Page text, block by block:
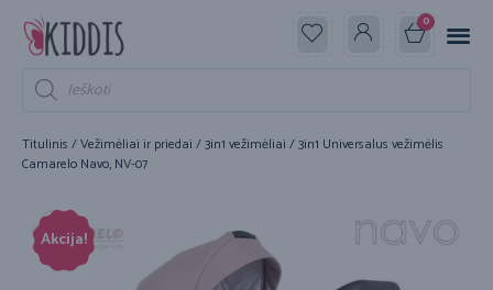
0
Titulinis /Vežimėliai ir priedai /3in1 vežimėliai / 3in1 Universalus vežimėlis
Camarelo Navo, NV-07
Akcija!